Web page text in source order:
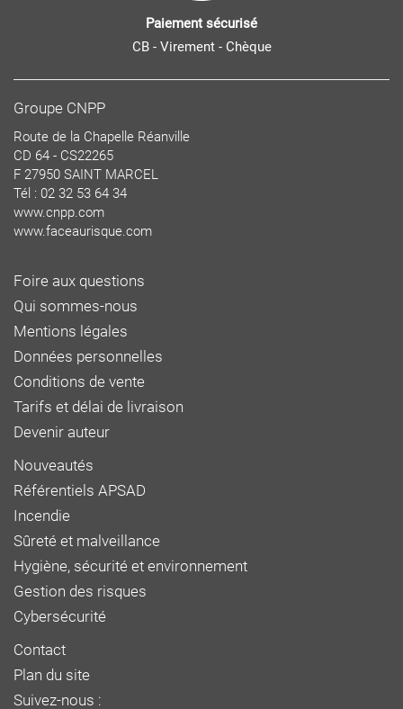
Paiement sécurisé
CB - Virement - Chèque
Groupe CNPP
Route de la Chapelle Réanville
CD 64 - CS22265
F 27950 SAINT MARCEL
Tél : 02 32 53 64 34
www.cnpp.com
www.faceaurisque.com
Foire aux questions
Qui sommes-nous
Mentions légales
Données personnelles
Conditions de vente
Tarifs et délai de livraison
Devenir auteur
Nouveautés
Référentiels APSAD
Incendie
Sûreté et malveillance
Hygiène, sécurité et environnement
Gestion des risques
Cybersécurité
Contact
Plan du site
Suivez-nous :